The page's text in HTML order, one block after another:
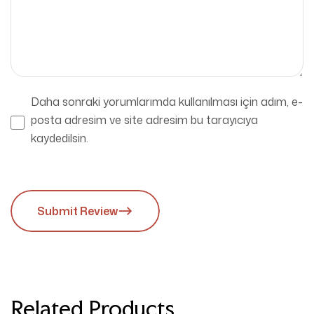
Daha sonraki yorumlarımda kullanılması için adım, e-
posta adresim ve site adresim bu tarayıcıya
kaydedilsin.
Submit Review